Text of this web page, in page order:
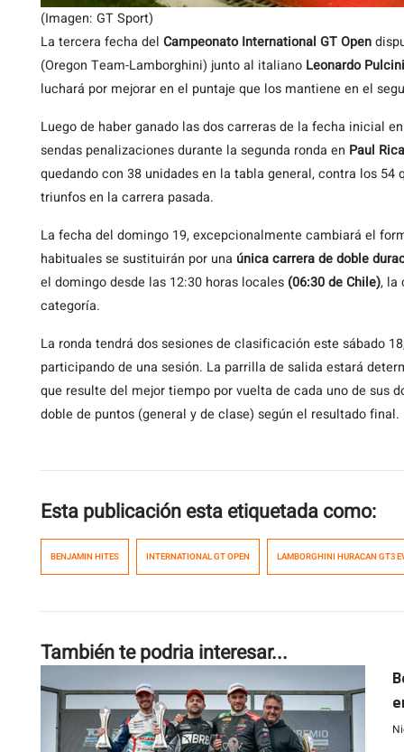
(Imagen: GT Sport)
La tercera fecha del Campeonato International GT Open
(Oregon Team-Lamborghini) junto al italiano Leonardo Pulcini
luchará por mejorar en el puntaje que los mantiene en el
Luego de haber ganado las dos carreras de la fecha inicial
sendas penalizaciones durante la segunda ronda en Paul
quedando con 38 unidades en la tabla general, contra los 54
triunfos en la carrera pasada.
La fecha del domingo 19, excepcionalmente cambiará el
habituales se sustituirán por una única carrera de doble
el domingo desde las 12:30 horas locales (06:30 de Chile), la
categoría.
La ronda tendrá dos sesiones de clasificación este sábado
participando de una sesión. La parrilla de salida estará
que resulte del mejor tiempo por vuelta de cada uno de sus
doble de puntos (general y de clase) según el resultado
Esta publicación esta etiquetada como:
BENJAMIN HITES INTERNATIONAL GT OPEN LAMBORGHINI HURACAN GT3
También te podria interesar...